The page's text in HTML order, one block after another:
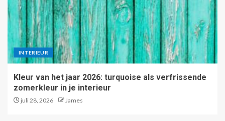
INTERIEUR
Kleur van het jaar 2026: turquoise als verfrissende
zomerkleur in je interieur
juli 28, 2026 James